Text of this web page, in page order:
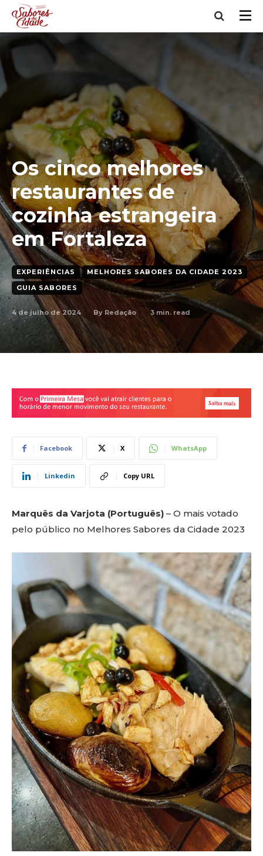
Os cinco melhores
restaurantes de
cozinha estrangeira
em Fortaleza
EXPERIÊNCIAS
MELHORES SABORES DA CIDADE 2023
GUIA SABORES
4 de julho de 2024 By Redação 3 min. read
Facebook X WhatsApp
Linkedin Copy URL
Marquês da Varjota (Português) – O mais votado
pelo público no Melhores Sabores da Cidade 2023